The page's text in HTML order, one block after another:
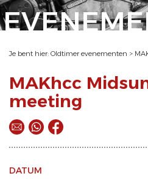
Je bent hier: Oldtimer evenementen >
MAKhcc
meeting
DATUM